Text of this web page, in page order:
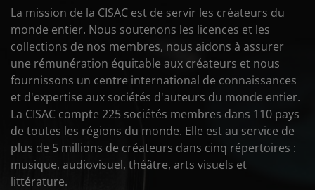
La mission de la CISAC est de servir les créateurs du
monde entier. Nous soutenons les licences et les
collections de nos membres, nous aidons à assurer
une rémunération équitable aux créateurs et nous
fournissons un centre international de connaissances
et d'expertise aux sociétés d'auteurs du monde entier.
La CISAC compte 225 sociétés membres dans 110 pays
de toutes les régions du monde. Elle est au service de
plus de 5 millions de créateurs dans cinq répertoires :
musique, audiovisuel, théâtre, arts visuels et
littérature.